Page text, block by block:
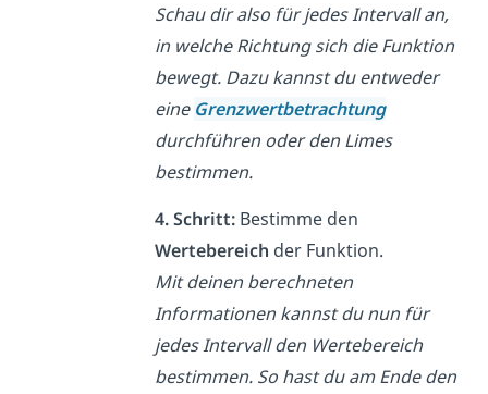
Schau dir also für jedes Intervall an,
in welche Richtung sich die Funktion
bewegt. Dazu kannst du entweder
eine Grenzwertbetrachtung
durchführen oder den Limes
bestimmen.
4. Schritt:Bestimme den
Wertebereich der Funktion.
Mit deinen berechneten
Informationen kannst du nun für
jedes Intervall den Wertebereich
bestimmen. So hast du am Ende den